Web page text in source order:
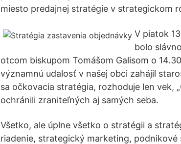
miesto predajnej stratégie v strategickom
V piatok
bolo
otcom biskupom Tomášom Galisom o
významnú udalosť v našej obci zahájil
sa očkovacia stratégia, rozhoduje len vek,
ochránili zraniteľných aj samých seba.
Všetko, ale úplne všetko o stratégii a
riadenie, strategický marketing,